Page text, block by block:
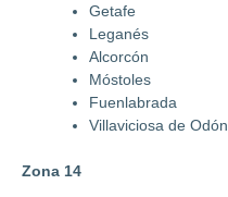
Getafe
Leganés
Alcorcón
Móstoles
Fuenlabrada
Villaviciosa de Odón
Zona 14